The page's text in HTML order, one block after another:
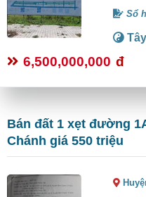
Sổ
6,500,000,000 đ
Bán đất 1 xẹt đường
Chánh giá 550 triệu